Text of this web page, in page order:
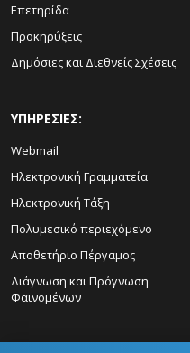
Επετηρίδα
Προκηρύξεις
Δημόσιες και Διεθνείς Σχέσεις
ΥΠΗΡΕΣΙΕΣ:
Webmail
Ηλεκτρονική Γραμματεία
Ηλεκτρονική Τάξη
Πολυμεσικό περιεχόμενο
Αποθετήριο Πέργαμος
Διάγνωση και Πρόγνωση
Φαινομένων